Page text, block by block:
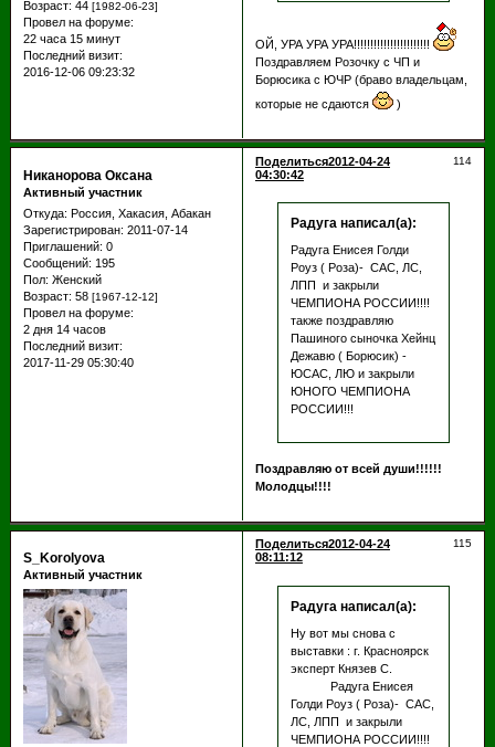
Возраст: 44 [1982-06-23]
Провел на форуме:
22 часа 15 минут
Последний визит:
2016-12-06 09:23:32
ОЙ, УРА УРА УРА!!!!!!!!!!!!!!!!!!!!!!!
Поздравляем Розочку с ЧП и
Борюсика с ЮЧР (браво владельцам,
которые не сдаются
)
Поделиться 114
2012-04-24
04:30:42
Никанорова Оксана
Активный участник
Откуда: Россия, Хакасия, Абакан
Зарегистрирован: 2011-07-14
Приглашений: 0
Сообщений: 195
Пол: Женский
Возраст: 58 [1967-12-12]
Провел на форуме:
2 дня 14 часов
Последний визит:
2017-11-29 05:30:40
Радуга написал(а):
Радуга Енисея Голди
Роуз ( Роза)- САС, ЛС,
ЛПП и закрыли
ЧЕМПИОНА РОССИИ!!!!
также поздравляю
Пашиного сыночка Хейнц
Дежавю ( Борюсик) -
ЮСАС, ЛЮ и закрыли
ЮНОГО ЧЕМПИОНА
РОССИИ!!!
Поздравляю от всей души!!!!!!
Молодцы!!!!
Поделиться 115
2012-04-24
08:11:12
S_Korolyova
Активный участник
Радуга написал(а):
Ну вот мы снова с
выставки : г. Красноярск
эксперт Князев С.
Радуга Енисея
Голди Роуз ( Роза)- САС,
ЛС, ЛПП и закрыли
ЧЕМПИОНА РОССИИ!!!!